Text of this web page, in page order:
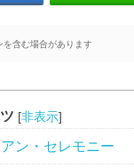
を含む場合があります
[非表示]
ン・セレモニー